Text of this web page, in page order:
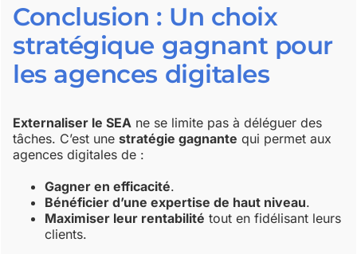
Conclusion : Un choix
stratégique gagnant pour
les agences digitales
Externaliser le SEA ne se limite pas à déléguer des
tâches. C’est unestratégie gagnante qui permet aux
agences digitales de :
Gagner en efficacité.
Bénéficier d’une expertise de haut niveau.
Maximiser leur rentabilité tout en fidélisant leurs
clients.